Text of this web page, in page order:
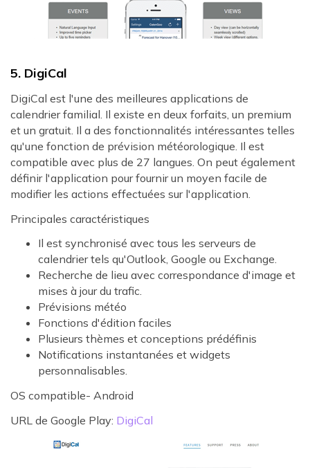
5. DigiCal
DigiCal est l'une des meilleures applications de
calendrier familial. Il existe en deux forfaits, un premium
et un gratuit. Il a des fonctionnalités intéressantes telles
qu'une fonction de prévision météorologique. Il est
compatible avec plus de 27 langues. On peut également
définir l'application pour fournir un moyen facile de
modifier les actions effectuées sur l'application.
Principales caractéristiques
Il est synchronisé avec tous les serveurs de
calendrier tels qu'Outlook, Google ou Exchange.
Recherche de lieu avec correspondance d'image et
mises à jour du trafic.
Prévisions météo
Fonctions d'édition faciles
Plusieurs thèmes et conceptions prédéfinis
Notifications instantanées et widgets
personnalisables.
OS compatible- Android
URL de Google Play: DigiCal